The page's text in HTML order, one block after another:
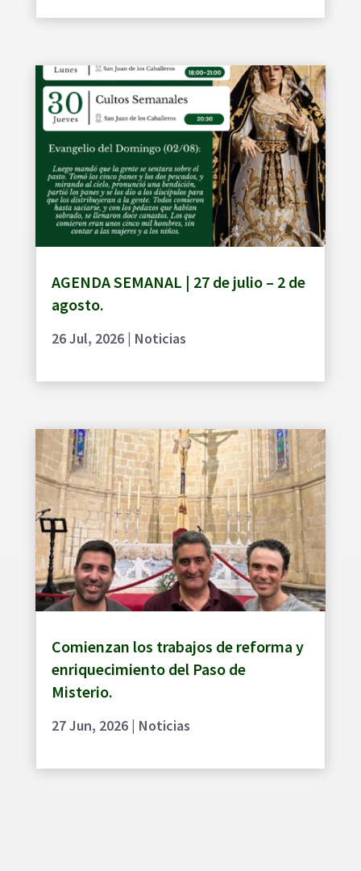
AGENDA SEMANAL | 27 de julio – 2 de
agosto.
26 Jul, 2026| Noticias
Comienzan los trabajos de reforma y
enriquecimiento del Paso de
Misterio.
27 Jun, 2026| Noticias